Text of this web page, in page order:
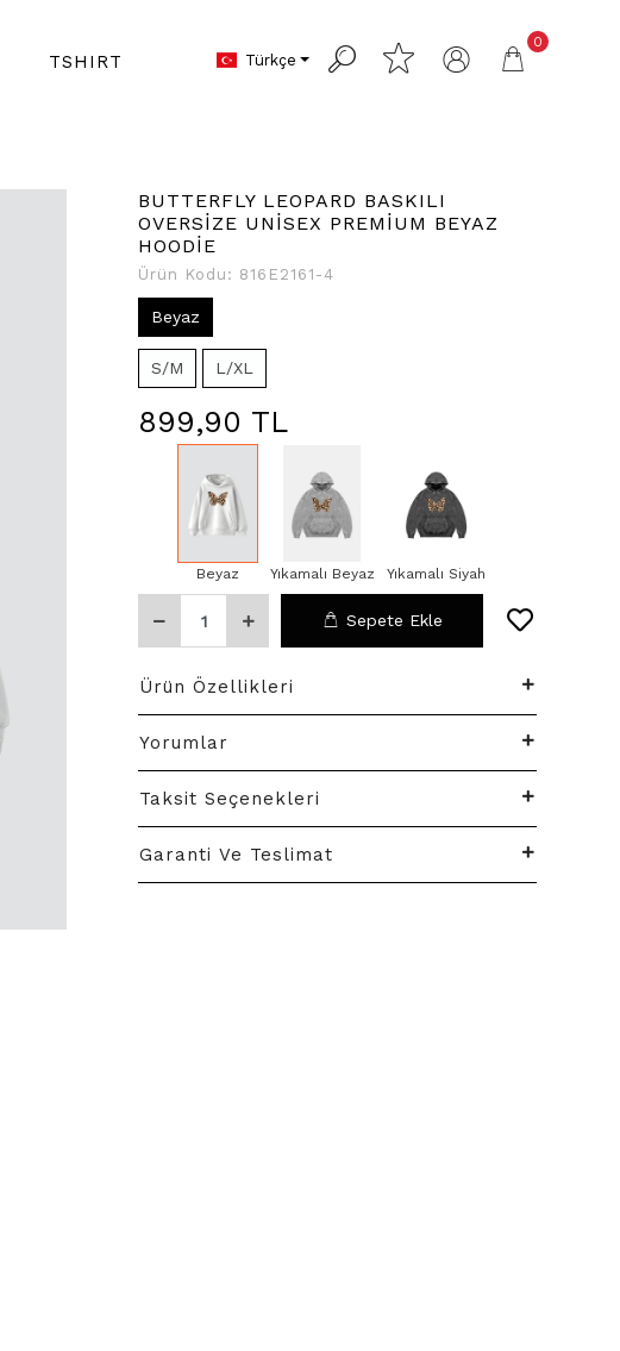
TSHIRT Türkçe
0
BUTTERFLY LEOPARD BASKILI
OVERSİZE UNİSEX PREMİUM BEYAZ
HOODİE
Ürün Kodu: 816E2161-4
Beyaz
S/M L/XL
899,90 TL
Beyaz Yıkamalı Beyaz Yıkamalı Siyah
Sepete Ekle
Ürün Özellikleri
Yorumlar
Taksit Seçenekleri
Garanti Ve Teslimat